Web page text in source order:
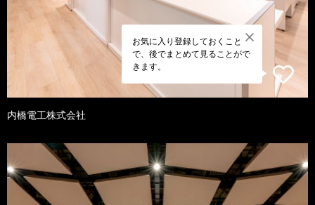
お気に入り登録しておくこと
で、後でまとめて見ることがで
きます。
内橋電工株式会社